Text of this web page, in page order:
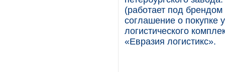
(работает под
соглашение о покупке
логистического
«Евразия логистикс».